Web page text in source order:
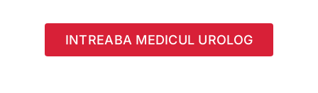
INTREABA MEDICUL UROLOG